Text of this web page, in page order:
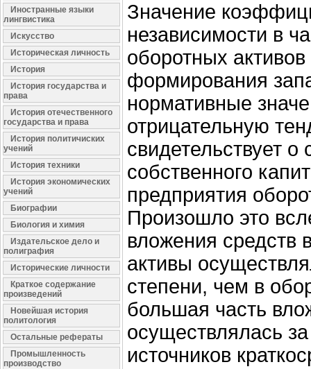
Иностранные языки
лингвистика
Искусство
Историческая личность
История
История государства и
права
История отечественного
государства и права
История политичиских
учений
История техники
История экономических
учений
Биографии
Биология и химия
Издательское дело и
полиграфия
Исторические личности
Краткое содержание
произведений
Новейшая история
политология
Остальные рефераты
Промышленность
производство
Значение
независимости в
оборотных активов
формирования
нормативные
отрицательную
свидетельствует
собственного
предприятия
Произошло это
вложения средств
активы
степени, чем в
большая часть
осуществлялась
источников